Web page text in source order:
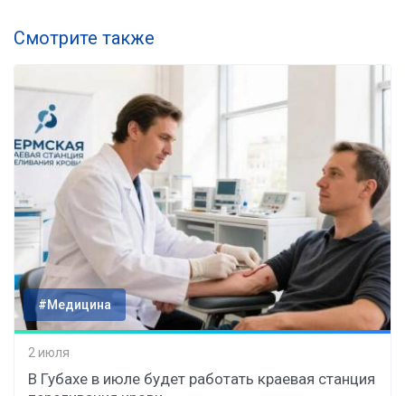
Смотрите также
#Медицина
2 июля
В Губахе в июле будет работать краевая станция